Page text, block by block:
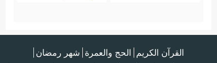
القرآن الكريم الحج والعمرة شهر رمضان